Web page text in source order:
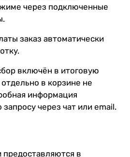
через подключенные
заказ автоматически
включён в итоговую
в корзине не
информация
запросу через чат или email.
предоставляются в